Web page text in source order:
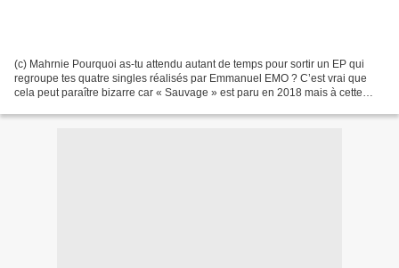
(c) Mahrnie Pourquoi as-tu attendu autant de temps pour sortir un EP qui
regroupe tes quatre singles réalisés par Emmanuel EMO ? C’est vrai que
cela peut paraître bizarre car « Sauvage » est paru en 2018 mais à cette